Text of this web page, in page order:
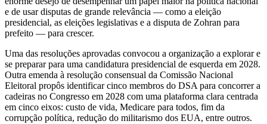
e de usar disputas de grande relevância — como a eleição
presidencial, as eleições legislativas e a disputa de Zohran para
prefeito — para crescer.
Uma das resoluções aprovadas convocou a organização a explorar e
se preparar para uma candidatura presidencial de esquerda em 2028.
Outra emenda à resolução consensual da Comissão Nacional
Eleitoral propôs identificar cinco membros do DSA para concorrer a
cadeiras no Congresso em 2028 com uma plataforma clara centrada
em cinco eixos: custo de vida, Medicare para todos, fim da
corrupção política, redução do militarismo dos EUA, entre outros.